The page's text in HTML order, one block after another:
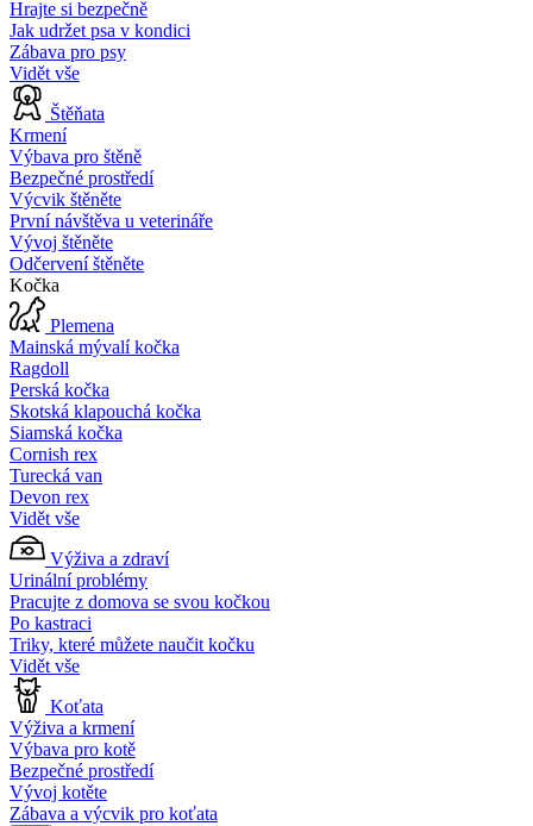
Hrajte si bezpečně
Jak udržet psa v kondici
Zábava pro psy
Vidět vše
Štěňata
Krmení
Výbava pro štěně
Bezpečné prostředí
Výcvik štěněte
První návštěva u veterináře
Vývoj štěněte
Odčervení štěněte
Kočka
Plemena
Mainská mývalí kočka
Ragdoll
Perská kočka
Skotská klapouchá kočka
Siamská kočka
Cornish rex
Turecká van
Devon rex
Vidět vše
Výživa a zdraví
Urinální problémy
Pracujte z domova se svou kočkou
Po kastraci
Triky, které můžete naučit kočku
Vidět vše
Koťata
Výživa a krmení
Výbava pro kotě
Bezpečné prostředí
Vývoj kotěte
Zábava a výcvik pro koťata